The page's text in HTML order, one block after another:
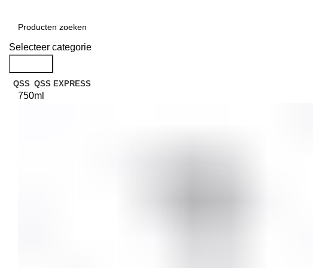
Selecteer categorie
QSS QSS EXPRESS
750ml